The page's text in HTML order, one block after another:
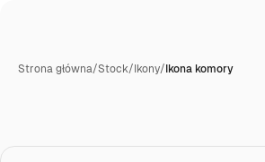
Strona główna/Stock/Ikony/Ikona komory